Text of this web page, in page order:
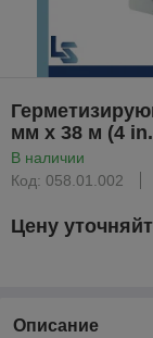
мм х 38 м (4
В наличии
Код: 058.01.002
Цену
Описание